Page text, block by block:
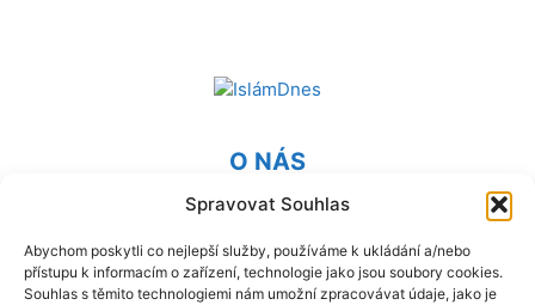
Spravovat Souhlas
Abychom poskytli co nejlepší služby, používáme k ukládání a/nebo
přístupu k informacím o zařízení, technologie jako jsou soubory cookies.
Souhlas s těmito technologiemi nám umožní zpracovávat údaje, jako je
O NÁS
Provozovatel webu Islámská nadace v Praze. Blatská 1491
198 00 Praha 9 - Kyje
Kontaktujte nás:info@islam.cz